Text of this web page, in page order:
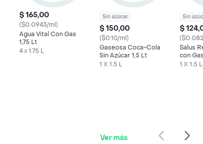
$ 165,00
($0.0943/ml)
Agua Vital Con Gas
1,75 Lt
4 x 1.75 L
Sin azúcar
$ 150,00
($0.10/ml)
Gaseosa Coca-Cola
Sin Azúcar 1,5 Lt
1 X 1.5 L
Sin
$
Salus
con
1 X 1.5 L
Ver más